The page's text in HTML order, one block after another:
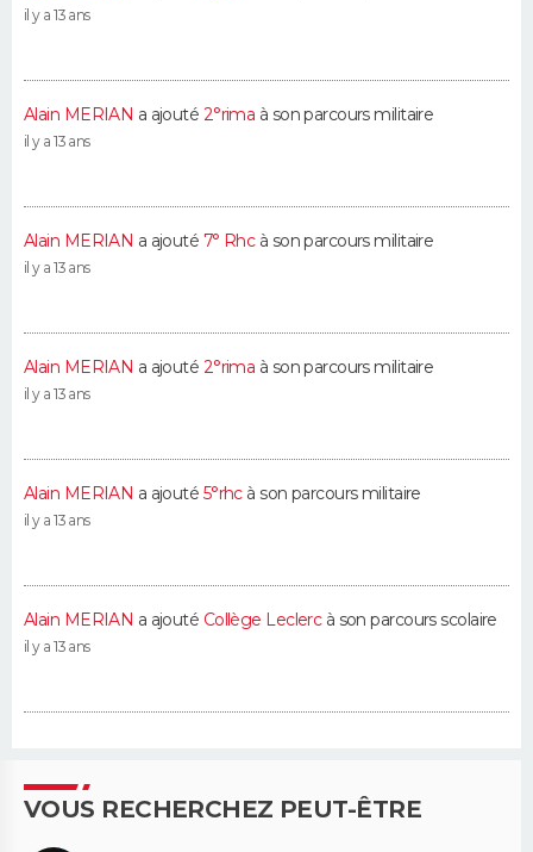
il y a 13 ans
Alain MERIAN a ajouté 2°rima à son parcours militaire
il y a 13 ans
Alain MERIAN a ajouté 7° Rhcà son parcours militaire
il y a 13 ans
Alain MERIAN a ajouté 2°rima à son parcours militaire
il y a 13 ans
Alain MERIAN a ajouté 5°rhc à son parcours militaire
il y a 13 ans
Alain MERIAN a ajouté Collège Leclercà son parcours scolaire
il y a 13 ans
VOUS RECHERCHEZ PEUT-ÊTRE